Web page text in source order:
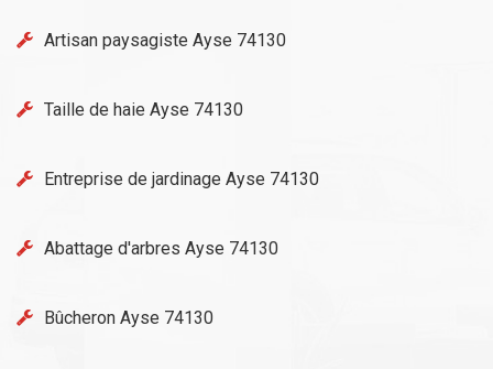
Artisan paysagiste Ayse 74130
Taille de haie Ayse 74130
Entreprise de jardinage Ayse 74130
Abattage d'arbres Ayse 74130
Bûcheron Ayse 74130